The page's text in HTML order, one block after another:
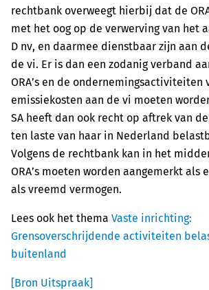
rechtbank overweegt hierbij dat de
met het oog op de verwerving van het
D nv, en daarmee dienstbaar zijn aan
de vi. Er is dan een zodanig verband
ORA’s en de ondernemingsactiviteiten
emissiekosten aan de vi moeten
SA heeft dan ook recht op aftrek van
ten laste van haar in Nederland
Volgens de rechtbank kan in het
ORA’s moeten worden aangemerkt als
als vreemd vermogen.
Lees ook het thema Vaste inrichting:
Grensoverschrijdende activiteiten
buitenland
[Bron Uitspraak]